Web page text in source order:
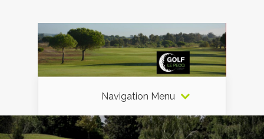
Navigation Menu